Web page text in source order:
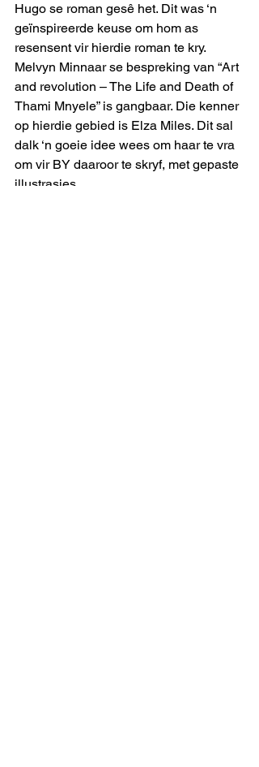
Hugo se roman gesê het. Dit was ‘n
geïnspireerde keuse om hom as
resensent vir hierdie roman te kry.
Melvyn Minnaar se bespreking van “Art
and revolution – The Life and Death of
Thami Mnyele” is gangbaar. Die kenner
op hierdie gebied is Elza Miles. Dit sal
dalk ‘n goeie idee wees om haar te vra
om vir BY daaroor te skryf, met gepaste
illustrasies.